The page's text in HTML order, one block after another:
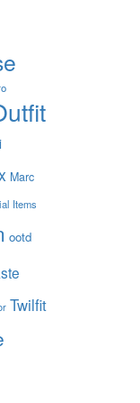
Marc
Items
ootd
Twilfit